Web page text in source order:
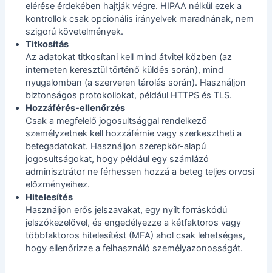
elérése érdekében hajtják végre. HIPAA nélkül ezek a
kontrollok csak opcionális irányelvek maradnának, nem
szigorú követelmények.
Titkosítás
Az adatokat titkosítani kell mind átvitel közben (az
interneten keresztül történő küldés során), mind
nyugalomban (a szerveren tárolás során). Használjon
biztonságos protokollokat, például HTTPS és TLS.
Hozzáférés-ellenőrzés
Csak a megfelelő jogosultsággal rendelkező
személyzetnek kell hozzáférnie vagy szerkesztheti a
betegadatokat. Használjon szerepkör-alapú
jogosultságokat, hogy például egy számlázó
adminisztrátor ne férhessen hozzá a beteg teljes orvosi
előzményeihez.
Hitelesítés
Használjon erős jelszavakat, egy nyílt forráskódú
jelszókezelővel, és engedélyezze a kétfaktoros vagy
többfaktoros hitelesítést (MFA) ahol csak lehetséges,
hogy ellenőrizze a felhasználó személyazonosságát.